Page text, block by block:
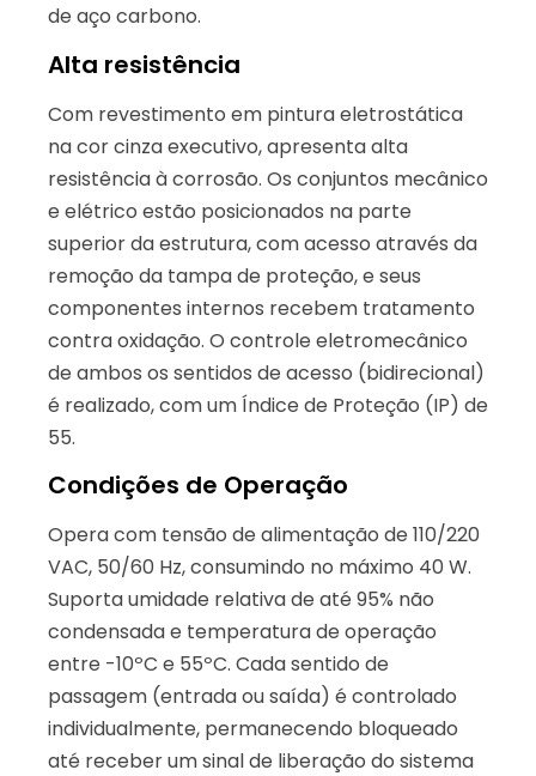
de aço carbono.
Alta resistência
Com revestimento em pintura eletrostática
na cor cinza executivo, apresenta alta
resistência à corrosão. Os conjuntos mecânico
e elétrico estão posicionados na parte
superior da estrutura, com acesso através da
remoção da tampa de proteção, e seus
componentes internos recebem tratamento
contra oxidação. O controle eletromecânico
de ambos os sentidos de acesso (bidirecional)
é realizado, com um Índice de Proteção (IP) de
55.
Condições de Operação
Opera com tensão de alimentação de 110/220
VAC, 50/60 Hz, consumindo no máximo 40 W.
Suporta umidade relativa de até 95% não
condensada e temperatura de operação
entre -10ºC e 55ºC. Cada sentido de
passagem (entrada ou saída) é controlado
individualmente, permanecendo bloqueado
até receber um sinal de liberação do sistema